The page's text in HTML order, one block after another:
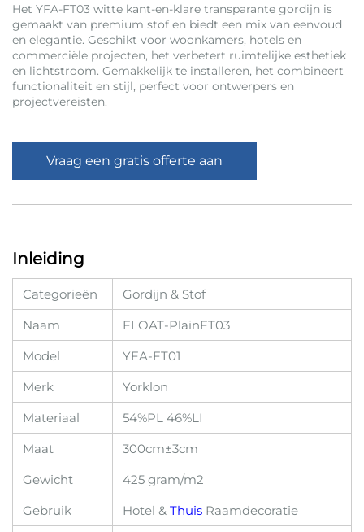
Het YFA-FT03 witte kant-en-klare transparante gordijn is
gemaakt van premium stof en biedt een mix van eenvoud
en elegantie. Geschikt voor woonkamers, hotels en
commerciële projecten, het verbetert ruimtelijke esthetiek
en lichtstroom. Gemakkelijk te installeren, het combineert
functionaliteit en stijl, perfect voor ontwerpers en
projectvereisten.
Vraag een gratis offerte aan
Inleiding
Categorieën
Gordijn & Stof
Naam
FLOAT-PlainFT03
Model
YFA-FT01
Merk
Yorklon
Materiaal
54%PL 46%LI
Maat
300cm±3cm
Gewicht
425 gram/m2
Gebruik
Hotel & Thuis Raamdecoratie